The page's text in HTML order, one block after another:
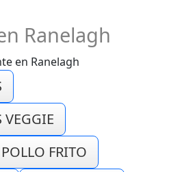
Ranelagh
VEGGIE
POLLO FRITO